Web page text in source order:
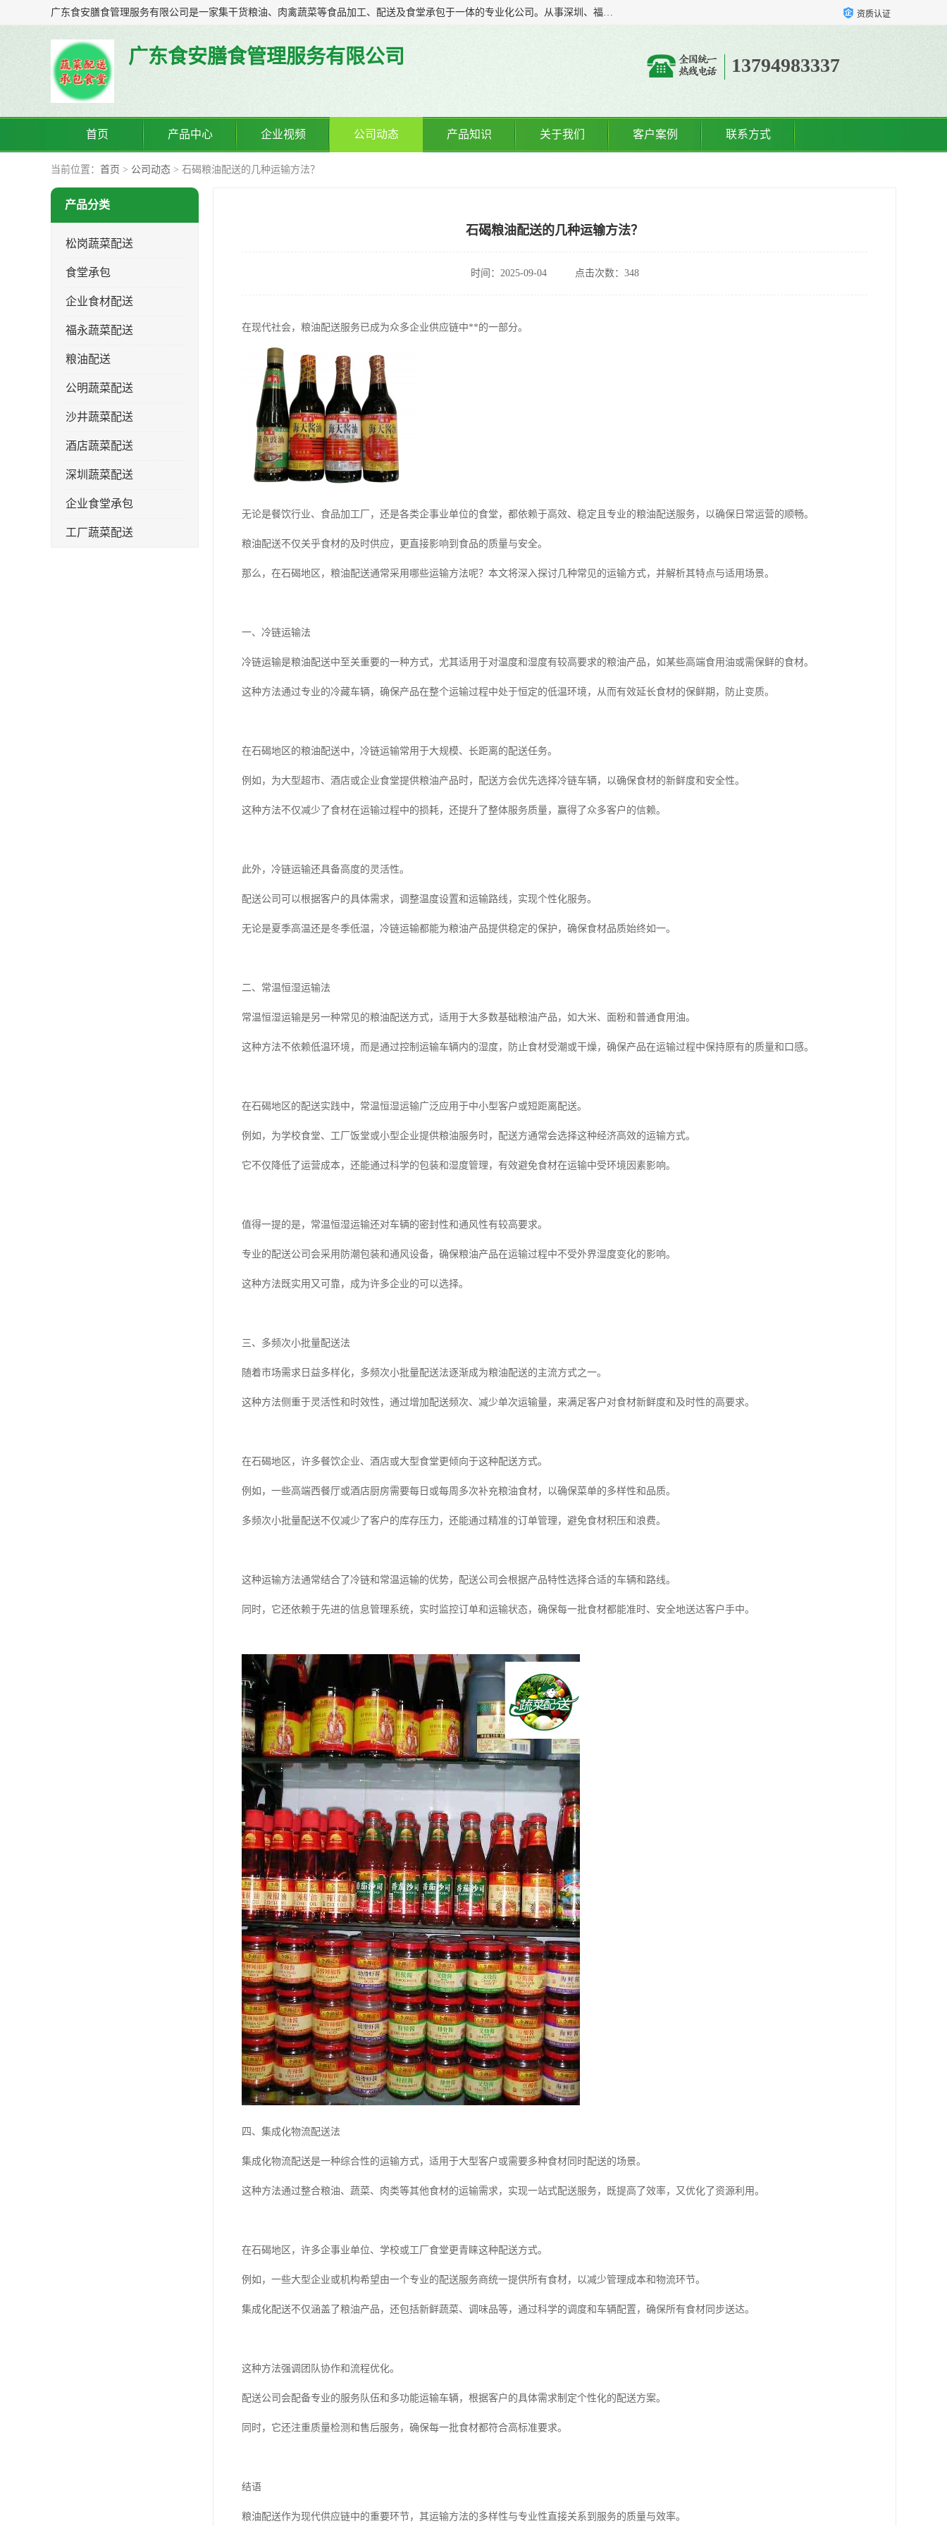
广东食安膳食管理服务有限公司是一家集干货粮油、肉禽蔬菜等食品加工、配送及食堂承包于一体的专业化公司。从事深圳、福永、公明、沙井、松岗等地区的蔬菜配送服务。 专业的服务队伍，以及完善的服务机制，经过多年的努力拼搏，赢得了广大客户的信赖和支持。 资质认证
广东食安膳食管理服务有限公司 13794983337
首页 产品中心 企业视频 公司动态 产品知识 关于我们 客户案例 联系方式
当前位置： 首页 > 公司动态 > 石碣粮油配送的几种运输方法？
产品分类
松岗蔬菜配送
食堂承包
企业食材配送
福永蔬菜配送
粮油配送
公明蔬菜配送
沙井蔬菜配送
酒店蔬菜配送
深圳蔬菜配送
企业食堂承包
工厂蔬菜配送
石碣粮油配送的几种运输方法？
时间：2025-09-04 点击次数：348
在现代社会，粮油配送服务已成为众多企业供应链中**的一部分。
无论是餐饮行业、食品加工厂，还是各类企事业单位的食堂，都依赖于高效、稳定且专业的粮油配送服务，以确保日常运营的顺畅。
粮油配送不仅关乎食材的及时供应，更直接影响到食品的质量与安全。
那么，在石碣地区，粮油配送通常采用哪些运输方法呢？本文将深入探讨几种常见的运输方式，并解析其特点与适用场景。
一、冷链运输法
冷链运输是粮油配送中至关重要的一种方式，尤其适用于对温度和湿度有较高要求的粮油产品，如某些高端食用油或需保鲜的食材。
这种方法通过专业的冷藏车辆，确保产品在整个运输过程中处于恒定的低温环境，从而有效延长食材的保鲜期，防止变质。
在石碣地区的粮油配送中，冷链运输常用于大规模、长距离的配送任务。
例如，为大型超市、酒店或企业食堂提供粮油产品时，配送方会优先选择冷链车辆，以确保食材的新鲜度和安全性。
这种方法不仅减少了食材在运输过程中的损耗，还提升了整体服务质量，赢得了众多客户的信赖。
此外，冷链运输还具备高度的灵活性。
配送公司可以根据客户的具体需求，调整温度设置和运输路线，实现个性化服务。
无论是夏季高温还是冬季低温，冷链运输都能为粮油产品提供稳定的保护，确保食材品质始终如一。
二、常温恒湿运输法
常温恒湿运输是另一种常见的粮油配送方式，适用于大多数基础粮油产品，如大米、面粉和普通食用油。
这种方法不依赖低温环境，而是通过控制运输车辆内的湿度，防止食材受潮或干燥，确保产品在运输过程中保持原有的质量和口感。
在石碣地区的配送实践中，常温恒湿运输广泛应用于中小型客户或短距离配送。
例如，为学校食堂、工厂饭堂或小型企业提供粮油服务时，配送方通常会选择这种经济高效的运输方式。
它不仅降低了运营成本，还能通过科学的包装和湿度管理，有效避免食材在运输中受环境因素影响。
值得一提的是，常温恒湿运输还对车辆的密封性和通风性有较高要求。
专业的配送公司会采用防潮包装和通风设备，确保粮油产品在运输过程中不受外界湿度变化的影响。
这种方法既实用又可靠，成为许多企业的可以选择。
三、多频次小批量配送法
随着市场需求日益多样化，多频次小批量配送法逐渐成为粮油配送的主流方式之一。
这种方法侧重于灵活性和时效性，通过增加配送频次、减少单次运输量，来满足客户对食材新鲜度和及时性的高要求。
在石碣地区，许多餐饮企业、酒店或大型食堂更倾向于这种配送方式。
例如，一些高端西餐厅或酒店厨房需要每日或每周多次补充粮油食材，以确保菜单的多样性和品质。
多频次小批量配送不仅减少了客户的库存压力，还能通过精准的订单管理，避免食材积压和浪费。
这种运输方法通常结合了冷链和常温运输的优势，配送公司会根据产品特性选择合适的车辆和路线。
同时，它还依赖于先进的信息管理系统，实时监控订单和运输状态，确保每一批食材都能准时、安全地送达客户手中。
四、集成化物流配送法
集成化物流配送是一种综合性的运输方式，适用于大型客户或需要多种食材同时配送的场景。
这种方法通过整合粮油、蔬菜、肉类等其他食材的运输需求，实现一站式配送服务，既提高了效率，又优化了资源利用。
在石碣地区，许多企事业单位、学校或工厂食堂更青睐这种配送方式。
例如，一些大型企业或机构希望由一个专业的配送服务商统一提供所有食材，以减少管理成本和物流环节。
集成化配送不仅涵盖了粮油产品，还包括新鲜蔬菜、调味品等，通过科学的调度和车辆配置，确保所有食材同步送达。
这种方法强调团队协作和流程优化。
配送公司会配备专业的服务队伍和多功能运输车辆，根据客户的具体需求制定个性化的配送方案。
同时，它还注重质量检测和售后服务，确保每一批食材都符合高标准要求。
结语
粮油配送作为现代供应链中的重要环节，其运输方法的多样性与专业性直接关系到服务的质量与效率。